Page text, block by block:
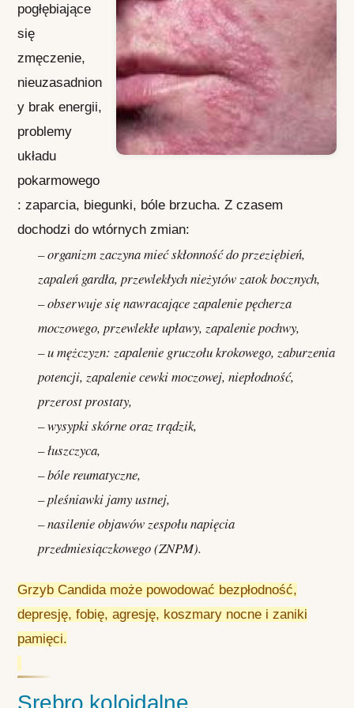
pogłębiające
się
zmęczenie,
nieuzasadnion
y brak energii,
problemy
układu
pokarmowego
: zaparcia, biegunki, bóle brzucha. Z czasem
dochodzi do wtórnych zmian:
– organizm zaczyna mieć skłonność do przeziębień,
zapaleń gardła, przewlekłych nieżytów zatok bocznych,
– obserwuje się nawracające zapalenie pęcherza
moczowego, przewlekłe upławy, zapalenie pochwy,
– u mężczyzn: zapalenie gruczołu krokowego, zaburzenia
potencji, zapalenie cewki moczowej, niepłodność,
przerost prostaty,
– wysypki skórne oraz trądzik,
– łuszczyca,
– bóle reumatyczne,
– pleśniawki jamy ustnej,
– nasilenie objawów zespołu napięcia
przedmiesiączkowego (ZNPM).
Grzyb Candida może powodować bezpłodność,
depresję, fobię, agresję, koszmary nocne i zaniki
pamięci.
Srebro koloidalne